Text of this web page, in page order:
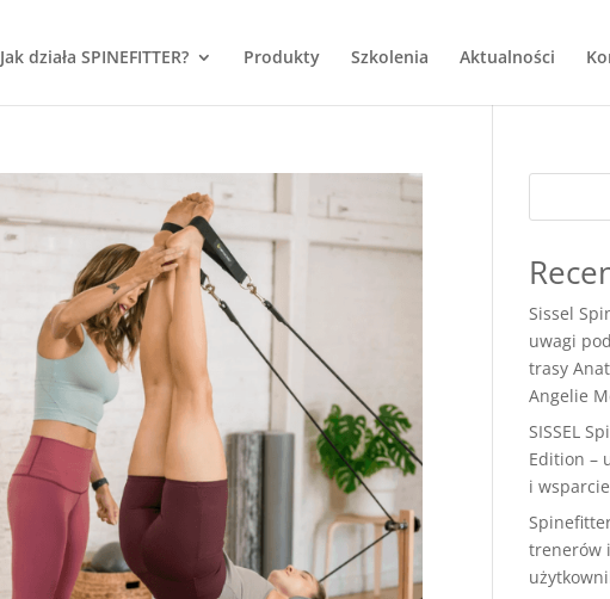
Jak działa SPINEFITTER? Produkty Szkolenia Aktualności
Sissel
uwagi
trasy
Angelie
SISSEL
Edition –
i
trenerów